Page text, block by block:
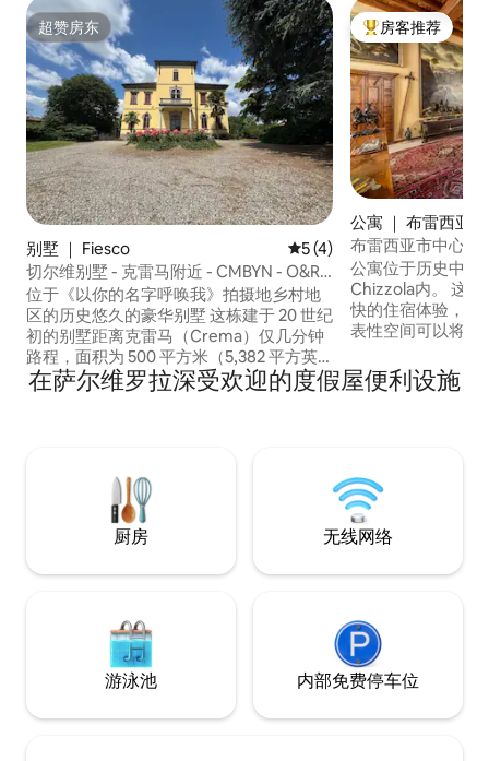
超赞房东
超赞房东
别墅 ｜ Fiesco 平均评分 5 分（满分 5 分）
5 (4)
切尔维别墅 - 克雷马附近 - CMBYN - O&R
Home 克雷马
位于《以你的名字呼唤我》拍摄地乡村地
区的历史悠久的豪华别墅 这栋建于 20 世纪
初的别墅距离克雷马（Crema）仅几分钟
路程，面积为 500 平方米（5,382 平方英
尺），配有 8,500 平方米（2.1 英亩）的私
人公园。 房间优雅，天花板饰有壁画，铺
热门「房客推荐」
房客推荐
公寓 ｜ 布雷西亚
布雷西亚市中心
公寓位于历史中心
Chizzola内。 这
快的住宿体验，沉
表性空间可以将房
历史和艺术景点
Grande e Sociale
在萨尔维罗拉深受欢迎的度假屋便利设施
厨房 无线网络
游泳池 内部免费停车位